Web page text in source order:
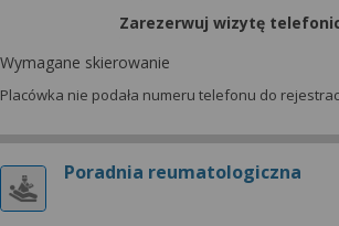
Zarezerwuj wizytę
Wymagane skierowanie
Placówka nie podała numeru telefonu do
Poradnia reumatologiczna